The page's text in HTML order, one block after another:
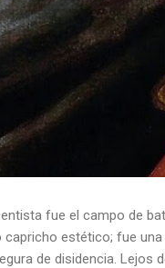
fue el campo de
estético; fue
de disidencia. Lejos